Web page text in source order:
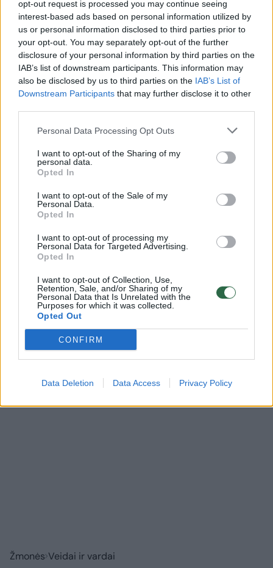
opt-out request is processed you may continue seeing
interest-based ads based on personal information utilized by
us or personal information disclosed to third parties prior to
your opt-out. You may separately opt-out of the further
disclosure of your personal information by third parties on the
IAB’s list of downstream participants. This information may
also be disclosed by us to third parties on the IAB’s List of
Downstream Participants that may further disclose it to other
Personal Data Processing Opt Outs
I want to opt-out of the Sharing of my
personal data.
Opted In
I want to opt-out of the Sale of my
Personal Data.
Opted In
I want to opt-out of processing my
Personal Data for Targeted Advertising.
Opted In
I want to opt-out of Collection, Use,
Retention, Sale, and/or Sharing of my
Personal Data that Is Unrelated with the
Purposes for which it was collected.
Opted Out
CONFIRM
Data Deletion Data Access Privacy Policy
Radžis Aleksandrovičius Agnė Petravičienė
vaizdo įrašas
Komentuoti po šiuo straipsniu
Prisijunkite prie registruotų vartotojų
bendruomenės ir bendraukite komentaruose!
Rodyti komentarus
Prisijungti komentatoriams
Žmonės Veidai ir vardai